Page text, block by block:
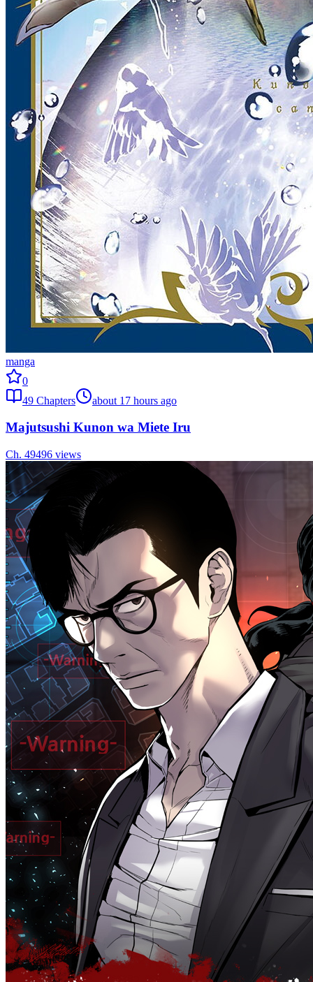
manga
0
49 Chapters about 17 hours ago
Majutsushi Kunon wa Miete Iru
Ch. 49496 views